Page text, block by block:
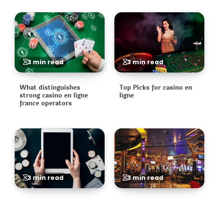
3 min read
What distinguishes
strong casino en ligne
france operators
3 min read
Top Picks for casino en
ligne
3 min read 3 min read